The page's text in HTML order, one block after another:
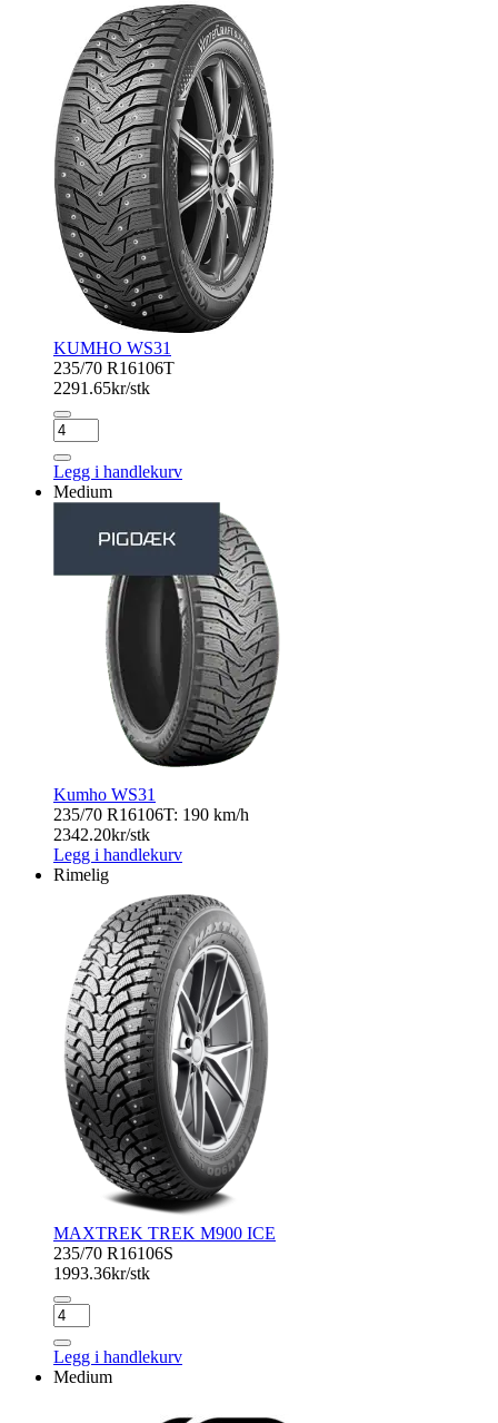
KUMHO WS31
235/70 R16106T
2291.65kr/stk
KUMHO
WS31
antall
Legg i handlekurv
Medium
Kumho WS31
235/70 R16106T: 190 km/h
2342.20kr/stk
Legg i handlekurv
Rimelig
MAXTREK TREK M900 ICE
235/70 R16106S
1993.36kr/stk
MAXTREK
TREK
M900
ICE
Legg i handlekurv
Medium